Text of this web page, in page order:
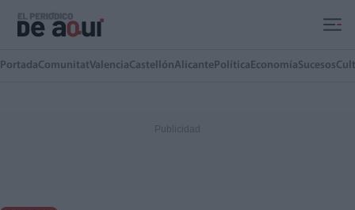
PortadaComunitatValenciaCastellónAlicante Política EconomíaSucesos